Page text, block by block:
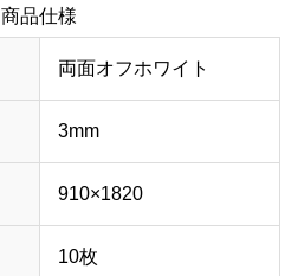
商品仕様
両面オフホワイト
3mm
910×1820
10枚